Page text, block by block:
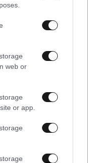
web or
or app.
μεταναστών